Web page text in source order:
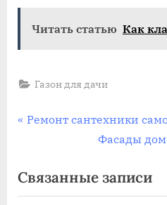
Читать статью Как
Газон для дачи
Навигация
записям
П
д
ы
Ремонт сантехники
С
е
д
Фасады
Связанные записи